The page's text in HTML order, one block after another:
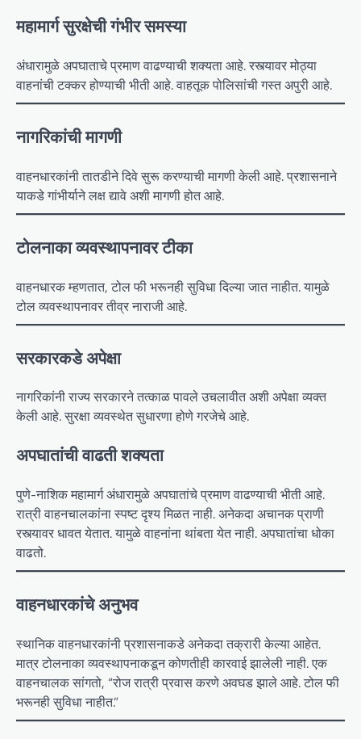
महामार्ग सुरक्षेची गंभीर समस्या
अंधारामुळे अपघाताचे प्रमाण वाढण्याची शक्यता आहे. रस्त्यावर मोठ्या
वाहनांची टक्कर होण्याची भीती आहे. वाहतूक पोलिसांची गस्त अपुरी आहे.
नागरिकांची मागणी
वाहनधारकांनी तातडीने दिवे सुरू करण्याची मागणी केली आहे. प्रशासनाने
याकडे गांभीर्याने लक्ष द्यावे अशी मागणी होत आहे.
टोलनाका व्यवस्थापनावर टीका
वाहनधारक म्हणतात, टोल फी भरूनही सुविधा दिल्या जात नाहीत. यामुळे
टोल व्यवस्थापनावर तीव्र नाराजी आहे.
सरकारकडे अपेक्षा
नागरिकांनी राज्य सरकारने तत्काळ पावले उचलावीत अशी अपेक्षा व्यक्त
केली आहे. सुरक्षा व्यवस्थेत सुधारणा होणे गरजेचे आहे.
अपघातांची वाढती शक्यता
पुणे-नाशिक महामार्ग अंधारामुळे अपघातांचे प्रमाण वाढण्याची भीती आहे.
रात्री वाहनचालकांना स्पष्ट दृश्य मिळत नाही. अनेकदा अचानक प्राणी
रस्त्यावर धावत येतात. यामुळे वाहनांना थांबता येत नाही. अपघातांचा धोका
वाढतो.
वाहनधारकांचे अनुभव
स्थानिक वाहनधारकांनी प्रशासनाकडे अनेकदा तक्रारी केल्या आहेत.
मात्र टोलनाका व्यवस्थापनाकडून कोणतीही कारवाई झालेली नाही. एक
वाहनचालक सांगतो, “रोज रात्री प्रवास करणे अवघड झाले आहे. टोल फी
भरूनही सुविधा नाहीत.”